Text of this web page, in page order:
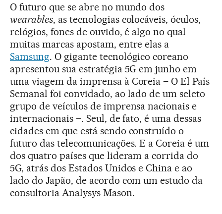
O futuro que se abre no mundo dos
wearables, as tecnologias colocáveis, óculos,
relógios, fones de ouvido, é algo no qual
muitas marcas apostam, entre elas a
Samsung. O gigante tecnológico coreano
apresentou sua estratégia 5G em junho em
uma viagem da imprensa à Coreia – O El País
Semanal foi convidado, ao lado de um seleto
grupo de veículos de imprensa nacionais e
internacionais –. Seul, de fato, é uma dessas
cidades em que está sendo construído o
futuro das telecomunicações. E a Coreia é um
dos quatro países que lideram a corrida do
5G, atrás dos Estados Unidos e China e ao
lado do Japão, de acordo com um estudo da
consultoria Analysys Mason.